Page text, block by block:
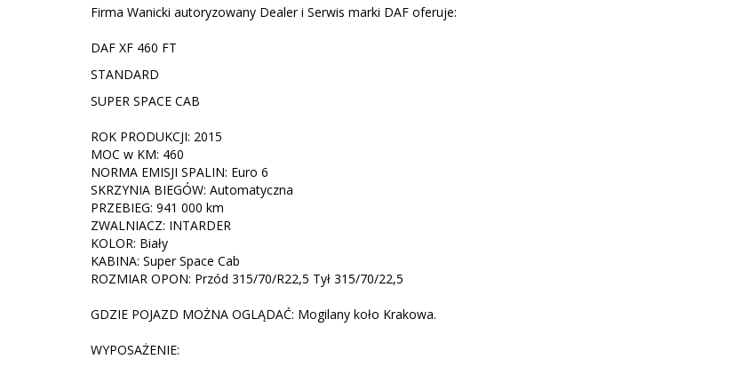
Firma Wanicki autoryzowany Dealer i Serwis marki DAF oferuje:
DAF XF 460 FT
STANDARD
SUPER SPACE CAB
ROK PRODUKCJI: 2015
MOC w KM: 460
NORMA EMISJI SPALIN: Euro 6
SKRZYNIA BIEGÓW: Automatyczna
PRZEBIEG: 941 000 km
ZWALNIACZ: INTARDER
KOLOR: Biały
KABINA: Super Space Cab
ROZMIAR OPON: Przód 315/70/R22,5 Tył 315/70/22,5
GDZIE POJAZD MOŻNA OGLĄDAĆ: Mogilany koło Krakowa.
WYPOSAŻENIE: